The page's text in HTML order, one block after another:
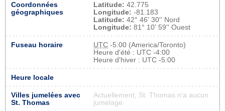
Coordonnées
géographiques
Latitude: 42.775
Longitude: -81.183
Latitude: 42° 46' 30'' Nord
Longitude: 81° 10' 59'' Ouest
Fuseau horaire UTC -5:00 (America/Toronto)
Heure d'été : UTC -4:00
Heure d'hiver : UTC -5:00
Heure locale
Villes jumelées avec
St. Thomas
Actuellement, St. Thomas n'a aucun
jumelage